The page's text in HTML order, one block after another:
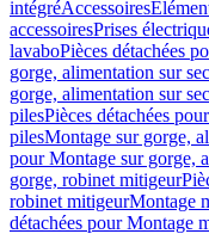
intégréAccessoires
accessoiresPrises
lavaboPièces détachées
gorge, alimentation sur
gorge, alimentation sur
pilesPièces détachées
pilesMontage sur gorge,
pour Montage sur gorge,
gorge, robinet mitigeur
robinet mitigeurMontage
détachées pour Montage